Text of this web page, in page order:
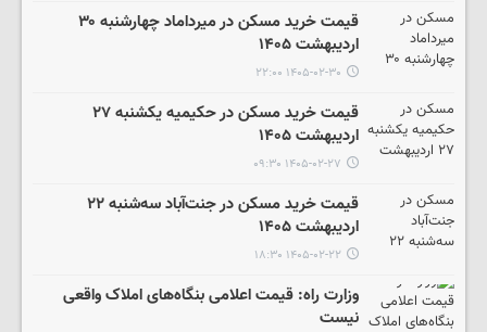
قیمت خرید مسکن در میرداماد چهارشنبه ۳۰
اردیبهشت ۱۴۰۵
۱۴۰۵-۰۲-۳۰ ۲۲:۰۰
قیمت خرید مسکن در حکیمیه یکشنبه ۲۷
اردیبهشت ۱۴۰۵
۱۴۰۵-۰۲-۲۷ ۰۹:۳۰
قیمت خرید مسکن در جنت‌آباد سه‌شنبه ۲۲
اردیبهشت ۱۴۰۵
۱۴۰۵-۰۲-۲۲ ۱۸:۳۰
وزارت راه: قیمت اعلامی بنگاه‌های املاک واقعی
نیست